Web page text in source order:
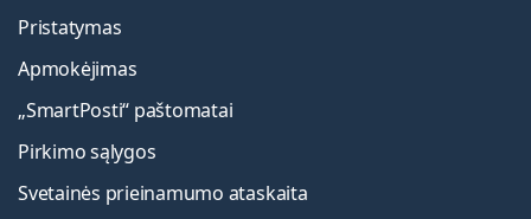
Pristatymas
Apmokėjimas
„SmartPosti“ paštomatai
Pirkimo sąlygos
Svetainės prieinamumo ataskaita